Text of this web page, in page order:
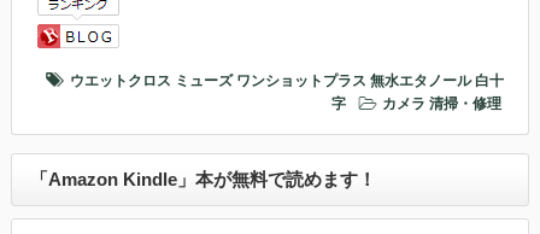
ウエットクロス ミューズ ワンショットプラス 無水エタノール 白十
字
カメラ 清掃・修理
「Amazon Kindle」本が無料で読めます！